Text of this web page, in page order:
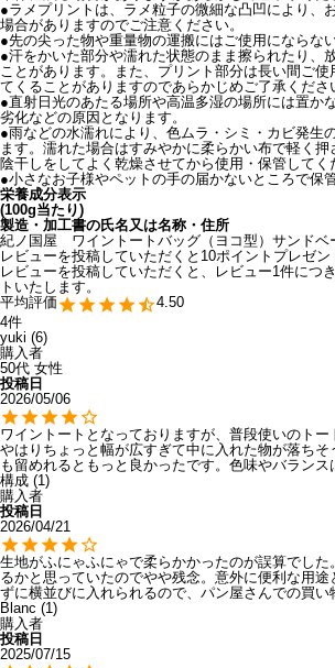
●ラメプリントは、ラメ粒子の微細な凸凹により、
場合がありますのでご注意ください。
●先の尖った物や重量物の運搬にはご使用にならな
●汗をかいた部分や濡れた状態のまま擦られたり、
ことがあります。また、プリント部分は長い間ご
てくることがありますのであらかじめご了承くださ
●直射日光のあたる場所や高温多湿の場所には置か
劣化などの原因となります。
●雨などの水濡れにより、色ムラ・シミ・カビ発生
ます。濡れた場合はすみやかに柔らかい布で軽く押
陰干しをしてよく乾燥させてから使用・保管してく
●小さなお子様やペットの手の届かないところで保
栄養成分表示
(100g当たり)
製造・加工書の氏名又は名称・住所
紀ノ国屋 ワイントートバッグ（ヨコ型）サンドベ
レビューを投稿していただくと10ポイントプレゼン
レビューを投稿していただくと、レビュー1件につ
トいたします。
4.50
4
yuki 6
購入者
50代 女性
投稿日
2026/05/06
ワイントートとなっておりますが、普段使いのトー
やはりちょっと幅が広すぎて中に入れた物が落ち
も留めれるともっと良かったです。色味やバランス
構成 1
購入者
投稿日
2026/04/21
生地がふにゃふにゃで柔らかかったのが誤算でし
るかと思っていたのでやや残念。意外に便利な用
ずに横並びに入れられるので、パン屋さんでの買い
Blanc
1
購入者
投稿日
2025/07/15